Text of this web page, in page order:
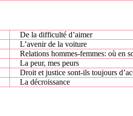
De la difficulté d’aimer
L’avenir de la voiture
Relations hommes-femmes: où en
La peur, mes peurs
Droit et justice sont-ils toujours
La décroissance